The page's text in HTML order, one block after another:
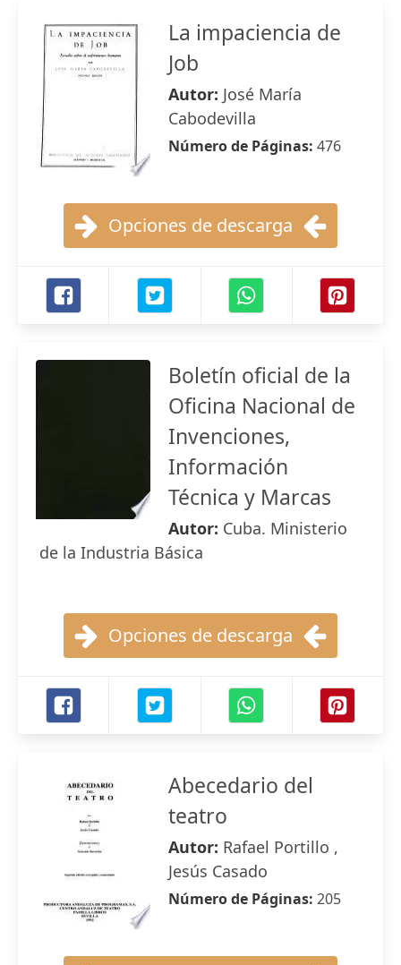
La impaciencia de
Job
Autor: José María
Cabodevilla
Número de Páginas: 476
Opciones de descarga
Boletín oficial de la
Oficina Nacional de
Invenciones,
Información
Técnica y Marcas
Autor: Cuba. Ministerio
de la Industria Básica
Opciones de descarga
Abecedario del
teatro
Autor: Rafael Portillo ,
Jesús Casado
Número de Páginas: 205